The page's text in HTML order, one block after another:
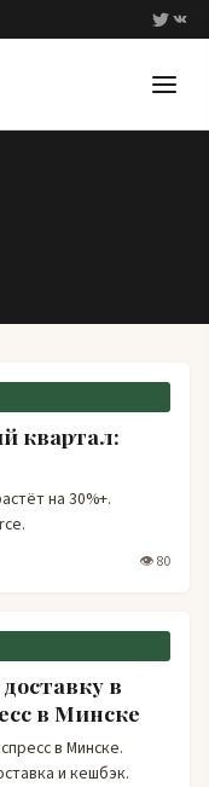
квартал:
на 30%+.
👁 80
в
в Минске
в Минске.
и кешбэк.